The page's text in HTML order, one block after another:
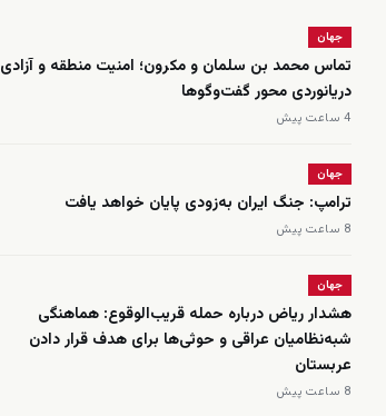
جهان
تماس محمد بن سلمان و مکرون؛ امنیت منطقه و آزادی
دریانوردی محور گفت‌وگوها
4 ساعت پیش
جهان
ترامپ: جنگ ایران به‌زودی پایان خواهد یافت
8 ساعت پیش
جهان
هشدار ریاض درباره حمله قریب‌الوقوع: هماهنگی
شبه‌نظامیان عراقی و حوثی‌ها برای هدف قرار دادن
عربستان
8 ساعت پیش